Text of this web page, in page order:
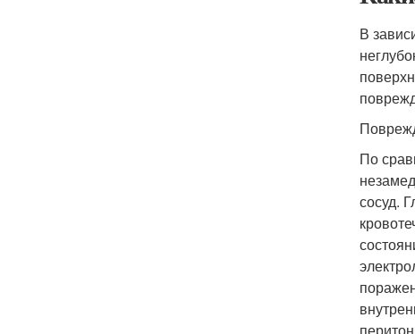
В
По
сосуд.